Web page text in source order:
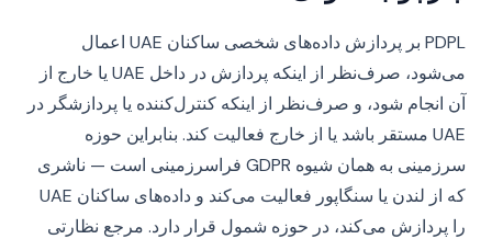
PDPL بر پردازش داده‌های شخصی ساکنان UAE اعمال
می‌شود، صرف‌نظر از اینکه پردازش در داخل UAE یا خارج از
آن انجام شود، و صرف‌نظر از اینکه کنترل‌کننده یا پردازشگر در
UAE مستقر باشد یا از خارج فعالیت کند. بنابراین حوزه
سرزمینی به همان شیوه GDPR فراسرزمینی است — ناشری
که از لندن یا سنگاپور فعالیت می‌کند و داده‌های ساکنان UAE
را پردازش می‌کند، در حوزه شمول قرار دارد. مرجع نظارتی